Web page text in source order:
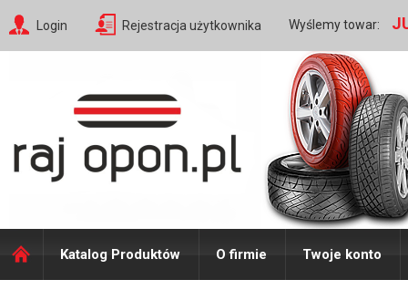
Login Rejestracja użytkownika Wyślemy towar:
Katalog Produktów O firmie Twoje konto